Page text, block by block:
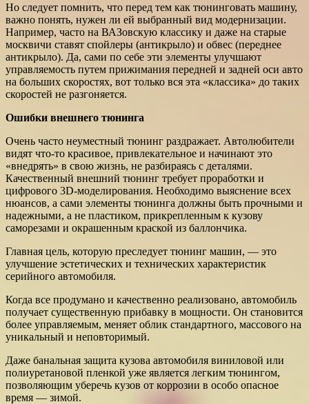
Но следует помнить, что перед тем как тюнинговать машину,
важно понять, нужен ли ей выбранный вид модернизации.
Например, часто на ВАЗовскую классику и даже на старые
москвичи ставят спойлеры (антикрыло) и обвес (переднее
антикрыло). Да, сами по себе эти элементы улучшают
управляемость путем прижимания передней и задней оси авто
на больших скоростях, вот только вся эта «классика» до таких
скоростей не разгоняется.
Ошибки внешнего тюнинга
Очень часто неуместный тюнинг раздражает. Автолюбители
видят что-то красивое, привлекательное и начинают это
«внедрять» в свою жизнь, не разбираясь с деталями.
Качественный внешний тюнинг требует проработки и
цифрового 3D-моделирования. Необходимо выяснение всех
нюансов, а сами элементы тюнинга должны быть прочными и
надежными, а не пластиком, прикрепленным к кузову
саморезами и окрашенным краской из баллончика.
Главная цель, которую преследует тюнинг машин, — это
улучшение эстетических и технических характеристик
серийного автомобиля.
Когда все продумано и качественно реализовано, автомобиль
получает существенную прибавку в мощности. Он становится
более управляемым, меняет облик стандартного, массового на
уникальный и неповторимый.
Даже банальная защита кузова автомобиля виниловой или
полиуретановой пленкой уже является легким тюнингом,
позволяющим уберечь кузов от коррозии в особо опасное
время — зимой.